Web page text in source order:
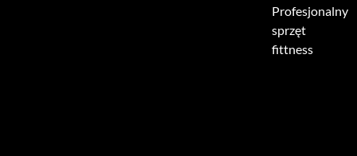
Profesjonalny
sprzęt
fittness